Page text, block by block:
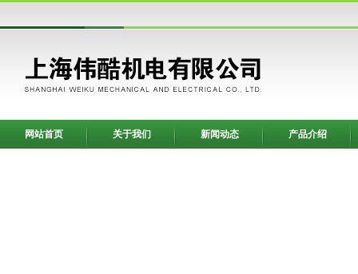
网站首页 关于我们 新闻动态 产品介绍